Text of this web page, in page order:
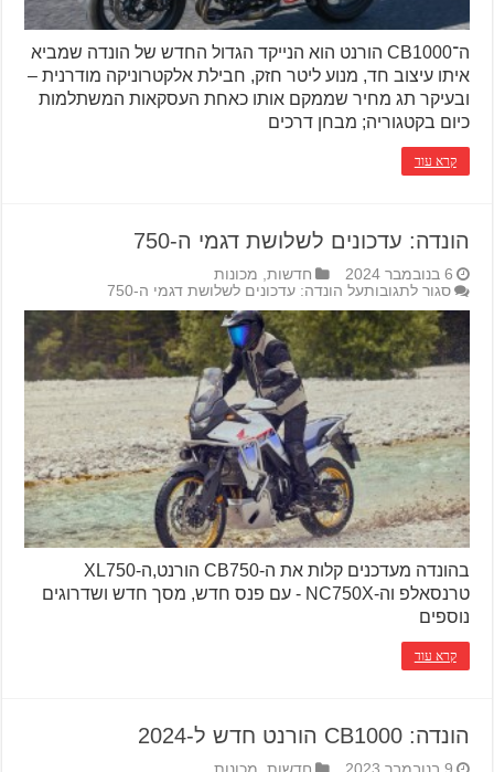
ה־CB1000 הורנט הוא הנייקד הגדול החדש של הונדה שמביא
איתו עיצוב חד, מנוע ליטר חזק, חבילת אלקטרוניקה מודרנית –
ובעיקר תג מחיר שממקם אותו כאחת העסקאות המשתלמות
כיום בקטגוריה; מבחן דרכים
קרא עוד
הונדה: עדכונים לשלושת דגמי ה-750
6 בנובמבר 2024 חדשות, מכונות
סגור לתגובותעל הונדה: עדכונים לשלושת דגמי ה-750
בהונדה מעדכנים קלות את ה-CB750 הורנט,ה-XL750
טרנסאלפ וה-NC750X - עם פנס חדש, מסך חדש ושדרוגים
נוספים
קרא עוד
הונדה: CB1000 הורנט חדש ל-2024